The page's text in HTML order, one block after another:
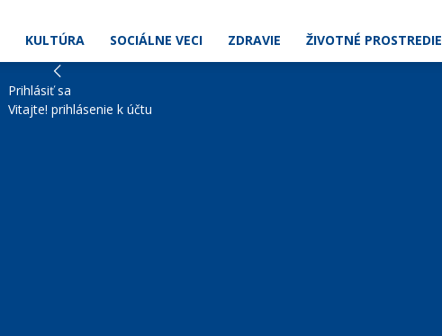
KULTÚRA SOCIÁLNE VECI ZDRAVIE ŽIVOTNÉ PROSTREDIE
Prihlásiť sa
Vitajte! prihlásenie k účtu